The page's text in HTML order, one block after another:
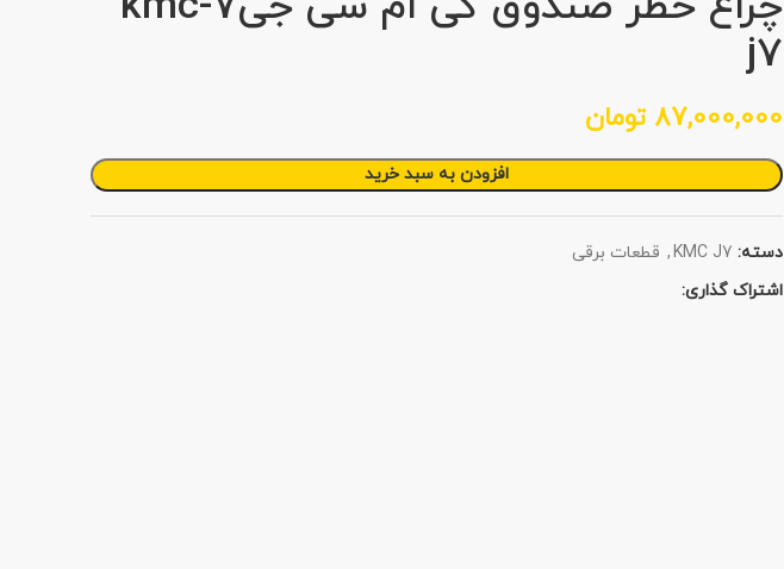
j7
87,000,000 تومان
افزودن به سبد خرید
دسته: KMC J7
, قطعات برقی
اشتراک گذاری: